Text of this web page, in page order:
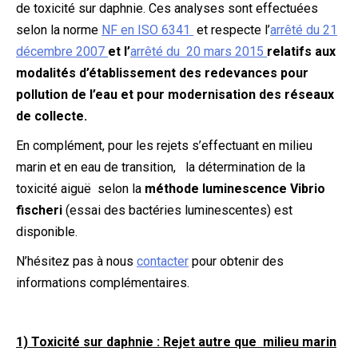
de toxicité sur daphnie. Ces analyses sont effectuées
selon la norme NF en ISO 6341 et respecte l’arrêté du 21
décembre 2007 et l’arrêté du 20 mars 2015 relatifs aux
modalités d’établissement des redevances pour
pollution de l’eau et pour modernisation des réseaux
de collecte.
En complément, pour les rejets s’effectuant en milieu
marin et en eau de transition, la détermination de la
toxicité aiguë selon la méthode luminescence Vibrio
fischeri (essai des bactéries luminescentes) est
disponible.
N’hésitez pas à nous contacter pour obtenir des
informations complémentaires.
1) Toxicité sur daphnie : Rejet autre que milieu marin